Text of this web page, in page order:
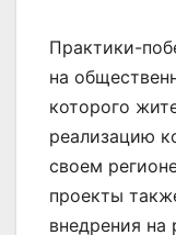
Практики-
на
которого
реализацию
своем
проекты
внедрения на